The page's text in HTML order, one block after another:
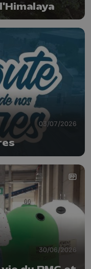
03/07/2026
30/06/2026